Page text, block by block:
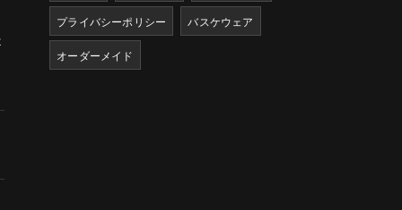
プライバシーポリシー バスケウェア
オーダーメイド